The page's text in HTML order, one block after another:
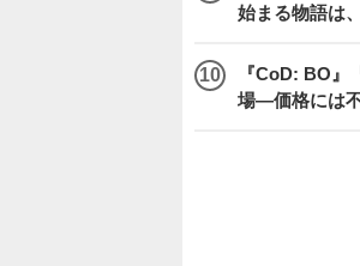
始まる物語は
『CoD: BO
場―価格には